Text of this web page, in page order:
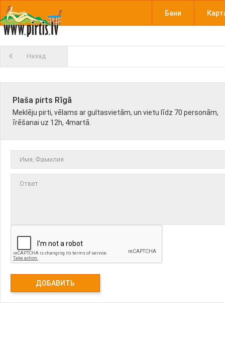
Бани
Назад
Plaša pirts Rīgā
Meklēju pirti, vēlams ar gultasvietām, un vietu līdz 70 personām,
īrēšanai uz 12h, 4martā.